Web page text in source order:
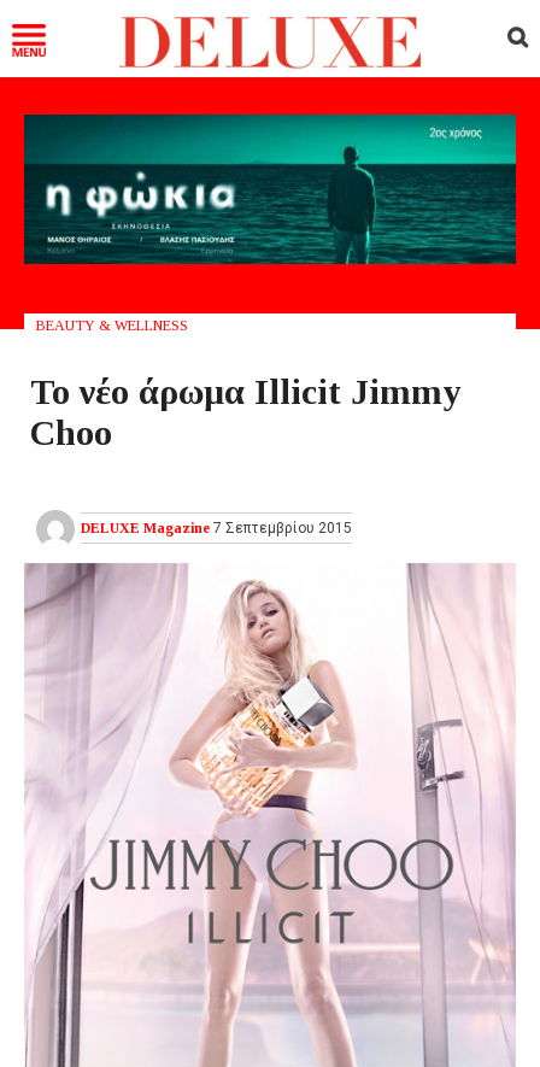
BEAUTY & WELLNESS
Το νέο άρωμα Illicit Jimmy
Choo
DELUXE Magazine 7 Σεπτεμβρίου 2015